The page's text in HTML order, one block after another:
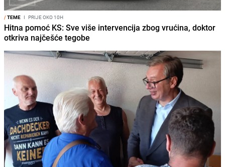
/TEME I PRIJE OKO 10H
Hitna pomoć KS: Sve više intervencija zbog vrućina, doktor
otkriva najčešće tegobe